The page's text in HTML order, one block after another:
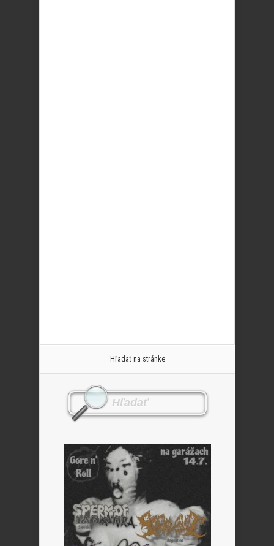
Hľadať na stránke